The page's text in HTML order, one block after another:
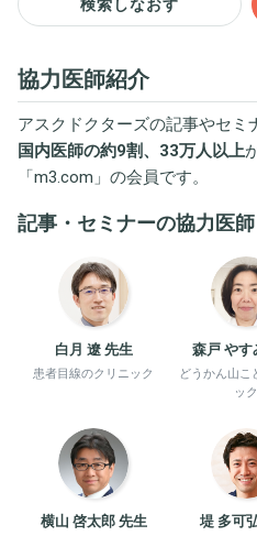
検索しなおす
協力医師紹介
アスクドクターズの記事やセミ
国内医師の約9割、33万人以上
「m3.com 」の会員です。
記事・セミナーの協力医師
白月 遼 先生
患者目線のクリニック
森戸 やす
どうかん山こ
ック
横山 啓太郎 先生 堤 多可